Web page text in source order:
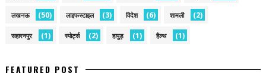
लखनऊ (50) लाइफस्टाइल (3) विदेश (6) शामली (2)
सहारनपुर (1) स्पोर्ट्स (2) हापुड़ (1) हैल्थ (1)
FEATURED POST